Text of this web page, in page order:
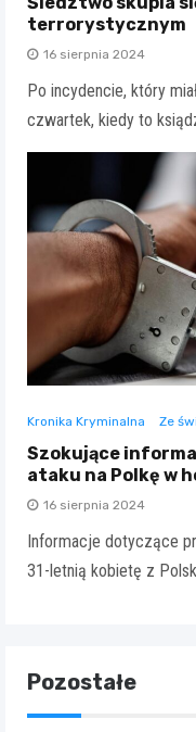
terrorystycznym
16 sierpnia 2024
Po incydencie, który
czwartek, kiedy to
Kronika Kryminalna Ze
Szokujące
ataku na Polkę w
16 sierpnia 2024
Informacje dotyczące
31-letnią kobietę z
Pozostałe